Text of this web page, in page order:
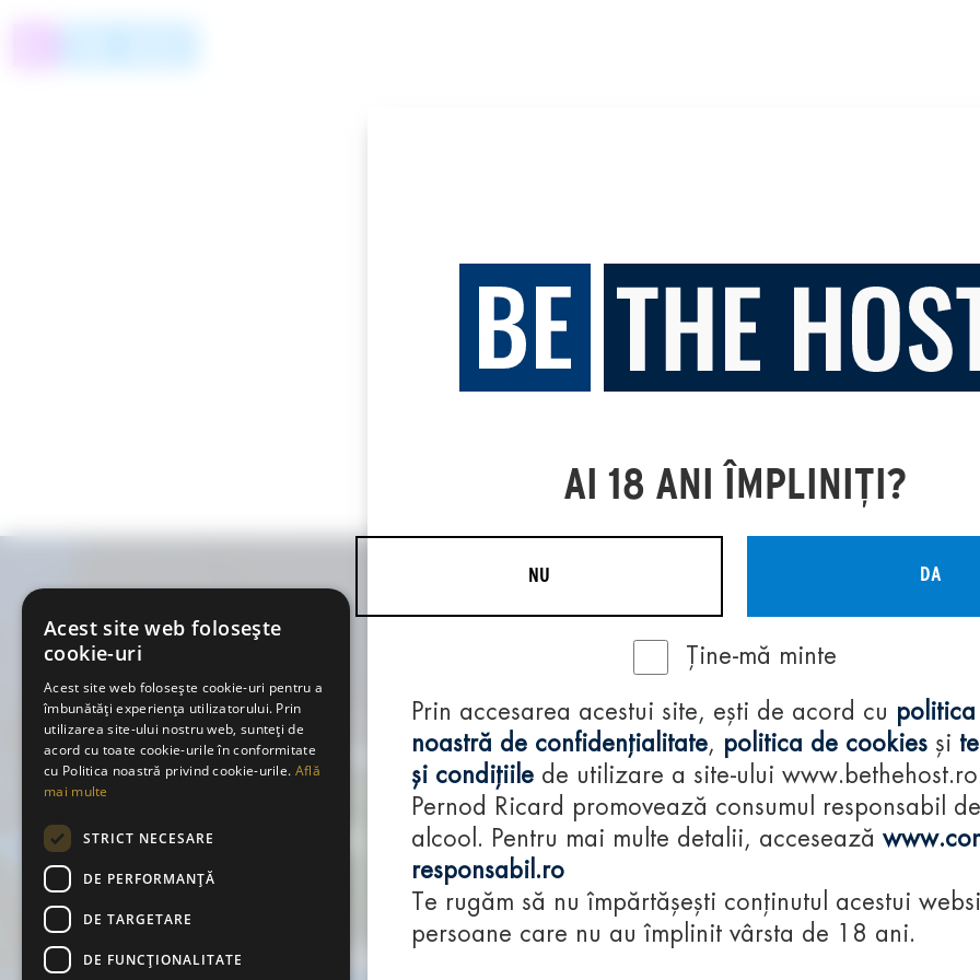
consumă-
AI 18 ANI ÎMPLINIȚI?
NU DA
Ține-mă minte
Prin accesarea acestui site, ești de acord cu politica
noastră de confidențialitate, politica de cookies și
și condițiile de utilizare a site-ului
Pernod Ricard promovează consumul responsabil de
alcool. Pentru mai multe detalii, accesează
responsabil.ro
Te rugăm să nu împărtășești conținutul acestui
persoane care nu au împlinit vârsta de 18 ani.
Acest site web folosește
cookie-uri
Acest site web folosește cookie-uri pentru a
îmbunătăți experiența utilizatorului. Prin
utilizarea site-ului nostru web, sunteți de
acord cu toate cookie-urile în conformitate
cu Politica noastră privind cookie-urile. Află
mai multe
STRICT NECESARE
DE PERFORMANȚĂ
DE TARGETARE
DE FUNCŢIONALITATE